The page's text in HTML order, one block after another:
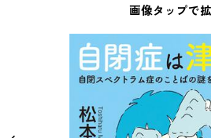
画像タップで